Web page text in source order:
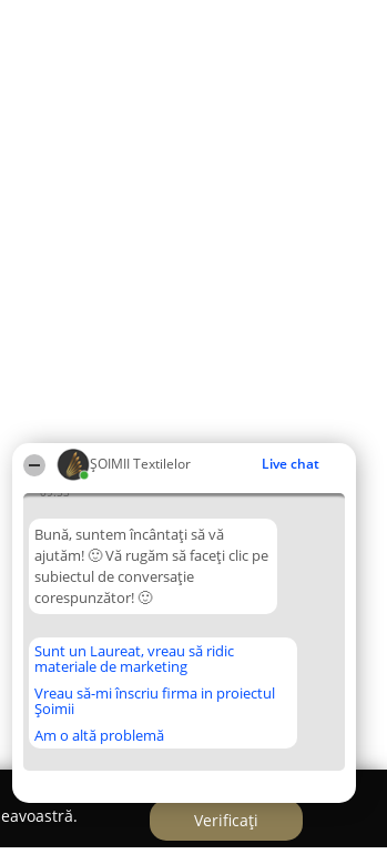
ȘOIMII Textilelor Live chat
09:53
Bună, suntem încântați să vă
ajutăm! 🙂 Vă rugăm să faceți clic pe
subiectul de conversație
corespunzător! 🙂
Sunt un Laureat, vreau să ridic
materiale de marketing
Vreau să-mi înscriu firma in proiectul
Șoimii
Am o altă problemă
Verificați